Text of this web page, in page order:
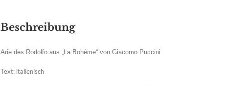
Beschreibung
Arie des Rodolfo aus „La Bohème“ von Giacomo Puccini
Text: italienisch